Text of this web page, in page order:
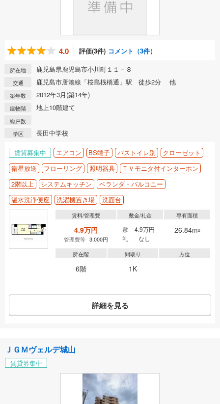
4.0 評価(3件) コメント（3件）
所在地 鹿児島県鹿児島市小川町１１－８
交通 鹿児島市唐湊線「桜島桟橋通」駅 徒歩2分 他
築年数 2012年3月(築14年)
建物階 地上10階建て
総戸数 -
学区 長田中学校
賃貸募集中 エアコン BS端子 バストイレ別
クローゼット
衛星放送
フローリング 照明器具
ＴＶモニタ付インターホン
2階以上
システムキッチン
ベランダ・バルコニー
温水洗浄便座
洗濯機置き場 洗面台
賃料/管理費
4.9万円
管理費等 3,000円
敷金/礼金
敷
4.9万円
礼
なし
専有面積
26.84m2
所在階
6階
間取り
1K
方位
詳細を見る
ＪＧＭヴェルデ城山
賃貸募集中